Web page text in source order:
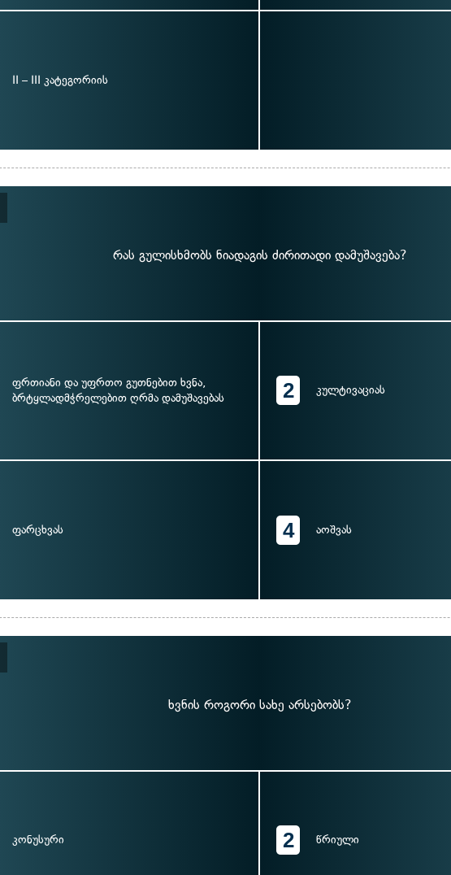
II – III კატეგორიის
რას გულისხმობს ნიადაგის ძირითადი დამუშავება?
ფრთიანი და უფრთო გუთნებით ხვნა,
ბრტყლადმჭრელებით ღრმა დამუშავებას
2 კულტივაციას
ფარცხვას 4 აოშვას
ხვნის როგორი სახე არსებობს?
კონუსური 2 წრიული